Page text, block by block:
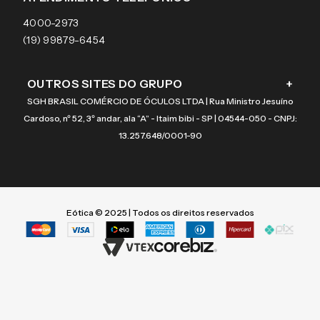
4000-2973
(19) 99879-6454
OUTROS SITES DO GRUPO +
SGH BRASIL COMÉRCIO DE ÓCULOS LTDA | Rua Ministro Jesuíno
Cardoso, nº 52, 3º andar, ala “A” - Itaim bibi - SP | 04544-050 - CNPJ:
13.257.648/0001-90
Eótica © 2025 | Todos os direitos reservados